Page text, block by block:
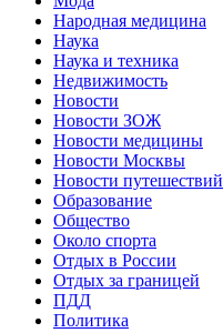
Народная медицина
Наука
Наука и техника
Недвижимость
Новости
Новости ЗОЖ
Новости медицины
Новости Москвы
Новости путешествий
Образование
Общество
Около спорта
Отдых в России
Отдых за границей
ПДД
Политика